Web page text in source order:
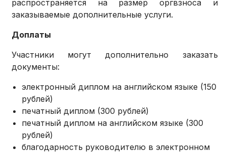
распространяется на размер оргвзноса и
заказываемые дополнительные услуги.
Доплаты
Участники могут дополнительно заказать
документы:
электронный диплом на английском языке (150
рублей)
печатный диплом (300 рублей)
печатный диплом на английском языке (300
рублей)
благодарность руководителю в электронном